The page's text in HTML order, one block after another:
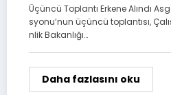
Üçüncü Toplantı Erkene Alındı
syonu’nun üçüncü toplantısı,
nlik Bakanlığı…
Daha fazlasını oku